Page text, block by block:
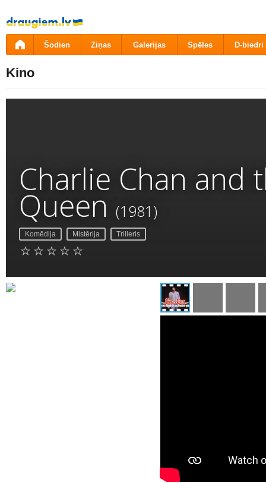
Pāriet
uz
saturu
Šodien Ziņas Galerijas Spēles D-biedri
Kino
Charlie Chan and
Queen (1981)
Komēdija Mistērija Trilleris